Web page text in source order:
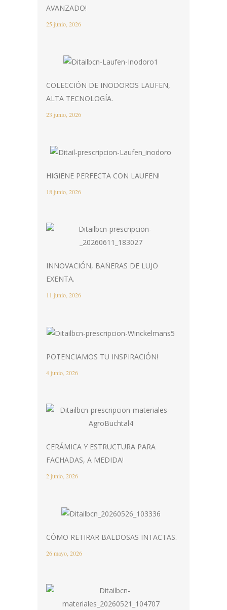
AVANZADO!
25 junio, 2026
COLECCIÓN DE INODOROS LAUFEN,
ALTA TECNOLOGÍA.
23 junio, 2026
HIGIENE PERFECTA CON LAUFEN!
18 junio, 2026
INNOVACIÓN, BAÑERAS DE LUJO
EXENTA.
11 junio, 2026
POTENCIAMOS TU INSPIRACIÓN!
4 junio, 2026
CERÁMICA Y ESTRUCTURA PARA
FACHADAS, A MEDIDA!
2 junio, 2026
CÓMO RETIRAR BALDOSAS INTACTAS.
26 mayo, 2026